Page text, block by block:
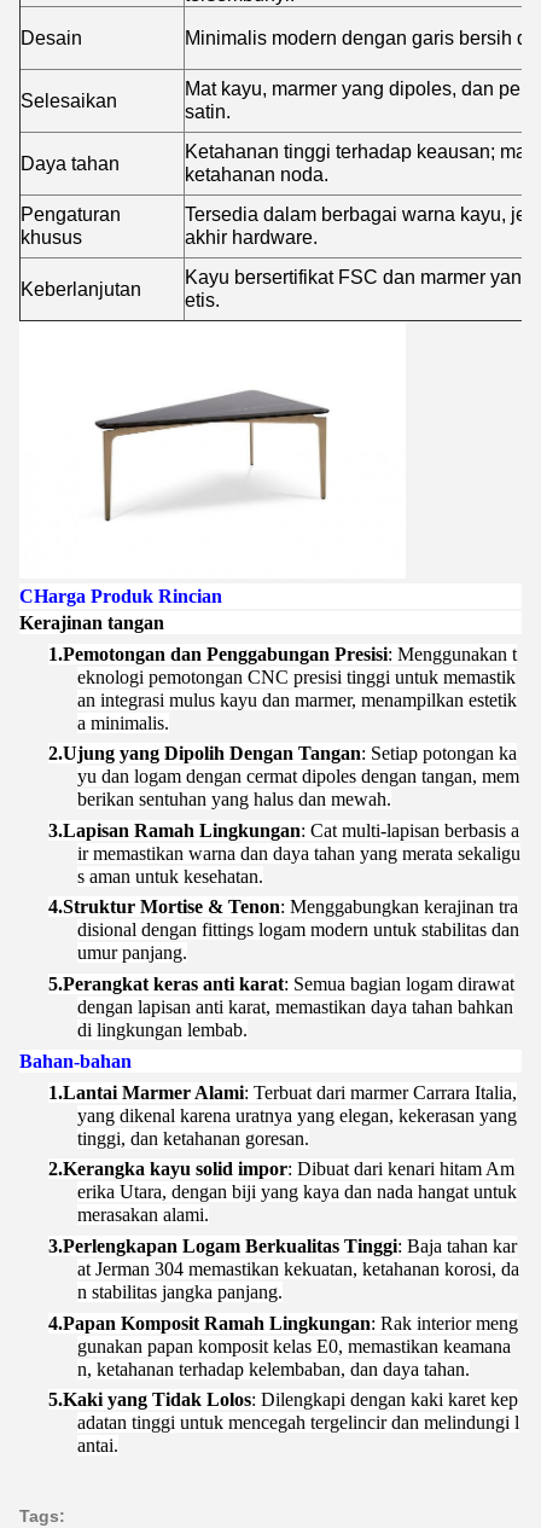
Desain Minimalis modern dengan garis bersih
Selesaikan
Mat kayu, marmer yang dipoles, dan
satin.
Daya tahan
Ketahanan tinggi terhadap keausan;
ketahanan noda.
Pengaturan
khusus
Tersedia dalam berbagai warna kayu,
akhir hardware.
Keberlanjutan
Kayu bersertifikat FSC dan marmer yang
etis.
CHarga Produk Rincian
Kerajinan tangan
1.Pemotongan dan Penggabungan Presisi: Menggunakan t
eknologi pemotongan CNC presisi tinggi untuk memastik
an integrasi mulus kayu dan marmer, menampilkan estetik
a minimalis.
2.Ujung yang Dipolih Dengan Tangan: Setiap potongan ka
yu dan logam dengan cermat dipoles dengan tangan, mem
berikan sentuhan yang halus dan mewah.
3.Lapisan Ramah Lingkungan: Cat multi-lapisan berbasis a
ir memastikan warna dan daya tahan yang merata sekaligu
s aman untuk kesehatan.
4.Struktur Mortise & Tenon: Menggabungkan kerajinan tra
disional dengan fittings logam modern untuk stabilitas dan
umur panjang.
5.Perangkat keras anti karat: Semua bagian logam dirawat
dengan lapisan anti karat, memastikan daya tahan bahkan
di lingkungan lembab.
Bahan-bahan
1.Lantai Marmer Alami: Terbuat dari marmer Carrara Italia,
yang dikenal karena uratnya yang elegan, kekerasan yang
tinggi, dan ketahanan goresan.
2.Kerangka kayu solid impor: Dibuat dari kenari hitam Am
erika Utara, dengan biji yang kaya dan nada hangat untuk
merasakan alami.
3.Perlengkapan Logam Berkualitas Tinggi: Baja tahan kar
at Jerman 304 memastikan kekuatan, ketahanan korosi, da
n stabilitas jangka panjang.
4.Papan Komposit Ramah Lingkungan: Rak interior meng
gunakan papan komposit kelas E0, memastikan keamana
n, ketahanan terhadap kelembaban, dan daya tahan.
5.Kaki yang Tidak Lolos: Dilengkapi dengan kaki karet kep
adatan tinggi untuk mencegah tergelincir dan melindungi l
antai.
Tags: